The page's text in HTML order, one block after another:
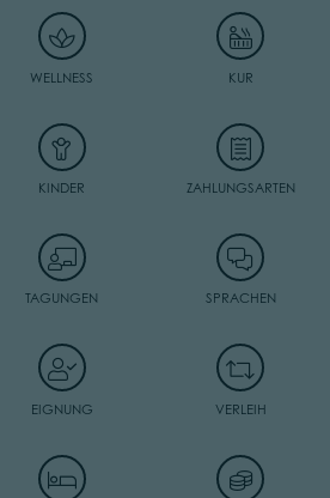
WELLNESS KUR
KINDER ZAHLUNGSARTEN
TAGUNGEN SPRACHEN
EIGNUNG VERLEIH